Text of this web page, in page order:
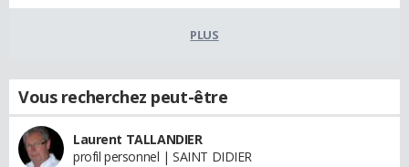
PLUS
Vous recherchez peut-être
Laurent TALLANDIER
profil personnel | SAINT DIDIER